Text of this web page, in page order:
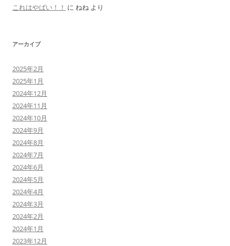
これはやばい！！ に ねね より
アーカイブ
2025年2月
2025年1月
2024年12月
2024年11月
2024年10月
2024年9月
2024年8月
2024年7月
2024年6月
2024年5月
2024年4月
2024年3月
2024年2月
2024年1月
2023年12月